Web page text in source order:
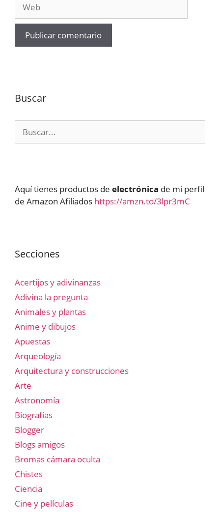
Buscar
Aquí tienes productos de electrónica de mi perfil
de Amazon Afiliados https://amzn.to/3lpr3mC
Secciones
Acertijos y adivinanzas
Adivina la pregunta
Animales y plantas
Anime y dibujos
Apuestas
Arqueología
Arquitectura y construcciones
Arte
Astronomía
Biografías
Blogger
Blogs amigos
Bromas cámara oculta
Chistes
Ciencia
Cine y películas